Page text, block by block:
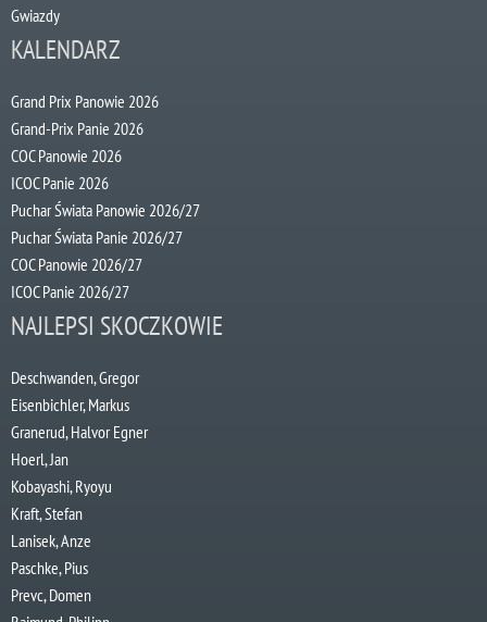
Gwiazdy
KALENDARZ
Grand Prix Panowie 2026
Grand-Prix Panie 2026
COC Panowie 2026
ICOC Panie 2026
Puchar Świata Panowie 2026/27
Puchar Świata Panie 2026/27
COC Panowie 2026/27
ICOC Panie 2026/27
NAJLEPSI SKOCZKOWIE
Deschwanden, Gregor
Eisenbichler, Markus
Granerud, Halvor Egner
Hoerl, Jan
Kobayashi, Ryoyu
Kraft, Stefan
Lanisek, Anze
Paschke, Pius
Prevc, Domen